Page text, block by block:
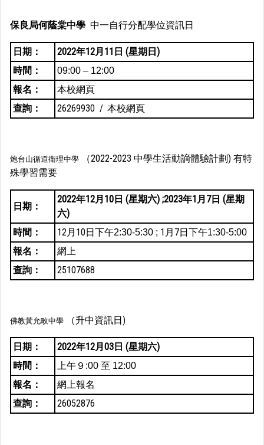
保良局何蔭棠中學 中一自行分配學位資訊日
日期：
2022年12月11日 (星期日)
時間：
09:00 – 12:00
報名：
本校網頁
查詢：
26269930 / 本校網頁
炮台山循道衛理中學
（2022-2023 中學生活動謫體驗計劃) 有特
殊學習需要
日期：
2022年12月10日 (星期六) ;2023年1月7日 (星期
六)
時間：
12月10日下午2:30-5:30 ; 1月7日下午1:30-5:00
報名：
網上
查詢：
25107688
佛教黃允畋中學 （升中資訊日)
日期：
2022年12月03日 (星期六)
時間：
上午９:00 至 12:00
報名：
網上報名
查詢：
26052876